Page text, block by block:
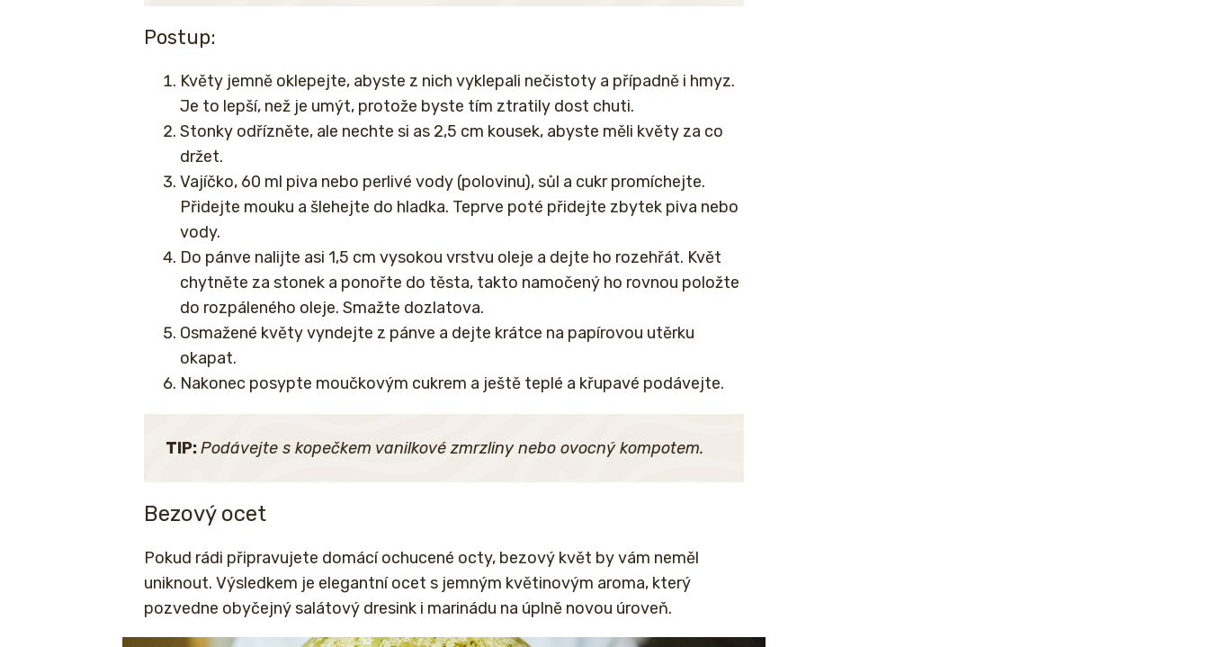
Postup:
Květy jemně oklepejte, abyste z nich vyklepali nečistoty a případně i hmyz.
Je to lepší, než je umýt, protože byste tím ztratily dost chuti.
Stonky odřízněte, ale nechte si as 2,5 cm kousek, abyste měli květy za co
držet.
Vajíčko, 60 ml piva nebo perlivé vody (polovinu), sůl a cukr promíchejte.
Přidejte mouku a šlehejte do hladka. Teprve poté přidejte zbytek piva nebo
vody.
Do pánve nalijte asi 1,5 cm vysokou vrstvu oleje a dejte ho rozehřát. Květ
chytněte za stonek a ponořte do těsta, takto namočený ho rovnou položte
do rozpáleného oleje. Smažte dozlatova.
Osmažené květy vyndejte z pánve a dejte krátce na papírovou utěrku
okapat.
Nakonec posypte moučkovým cukrem a ještě teplé a křupavé podávejte.
TIP:Podávejte s kopečkem vanilkové zmrzliny nebo ovocný kompotem.
Bezový ocet
Pokud rádi připravujete domácí ochucené octy, bezový květ by vám neměl
uniknout. Výsledkem je elegantní ocet s jemným květinovým aroma, který
pozvedne obyčejný salátový dresink i marinádu na úplně novou úroveň.